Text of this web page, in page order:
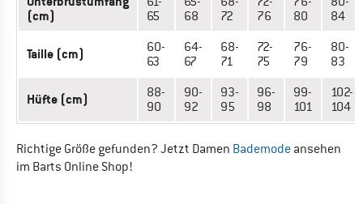
(cm)
65
68
72
76
80
84
Taille (cm)
60-
63
64-
67
68-
71
72-
75
76-
79
80-
83
Hüfte (cm)
88-
90
90-
92
93-
95
96-
98
99-
101
102-
104
Richtige Größe gefunden? Jetzt Damen Bademode ansehen
im Barts Online Shop!